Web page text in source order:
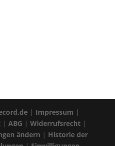
| Impressum |
| ABG | Widerrufsrecht|
ändern | Historie der